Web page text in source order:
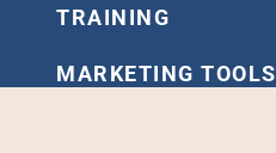
TRAINING
MARKETING TOOLS